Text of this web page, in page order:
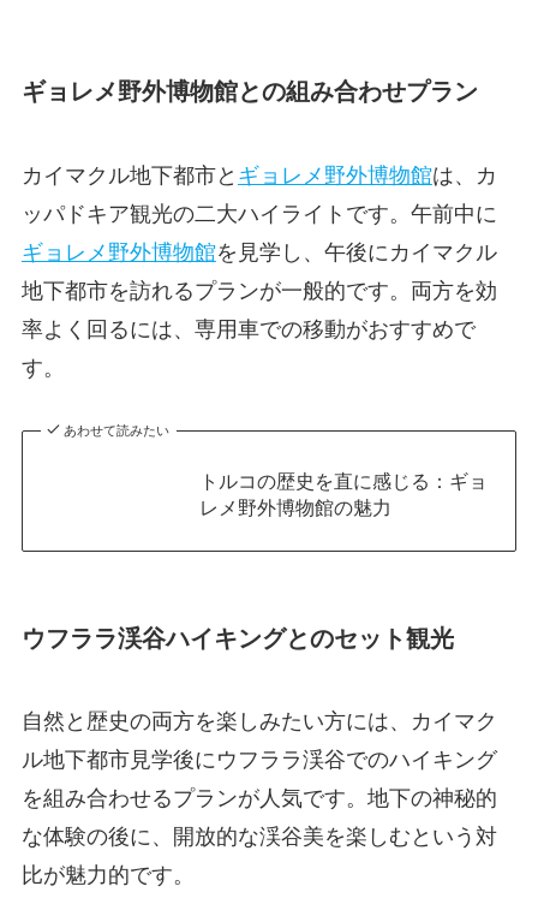
ギョレメ野外博物館との組み合わせプラン
カイマクル地下都市と ギョレメ野外博物館は、カ
ッパドキア観光の二大ハイライトです。午前中に
ギョレメ野外博物館を見学し、午後にカイマクル
地下都市を訪れるプランが一般的です。両方を効
率よく回るには、専用車での移動がおすすめで
す。
あわせて読みたい
トルコの歴史を直に感じる：ギョ
レメ野外博物館の魅力
ウフララ渓谷ハイキングとのセット観光
自然と歴史の両方を楽しみたい方には、カイマク
ル地下都市見学後にウフララ渓谷でのハイキング
を組み合わせるプランが人気です。地下の神秘的
な体験の後に、開放的な渓谷美を楽しむという対
比が魅力的です。